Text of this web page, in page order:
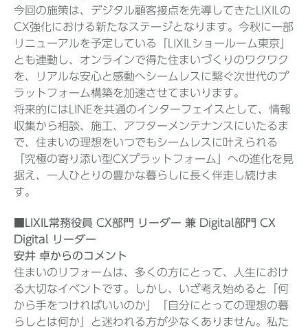
今回の施策は、デジタル顧客接点を先導してきたLIXILの
CX強化における新たなステージとなります。今秋に一部
リニューアルを予定している「LIXILショールーム東京」
とも連動し、オンラインで得た住まいづくりのワクワク
を、リアルな安心と感動へシームレスに繋ぐ次世代のプ
ラットフォーム構築を加速させてまいります。
将来的にはLINEを共通のインターフェイスとして、情報
収集から相談、施工、アフターメンテナンスにいたるま
で、住まいの理想をいつでもシームレスに叶えられる
「究極の寄り添い型CXプラットフォーム」への進化を見
据え、一人ひとりの豊かな暮らしに長く伴走し続けま
す。
■LIXIL常務役員 CX部門 リーダー 兼 Digital部門 CX
Digital リーダー
安井 卓からのコメント
住まいのリフォームは、多くの方にとって、人生におけ
る大切なイベントです。しかし、いざ考え始めると「何
から手をつければいいのか」「自分にとっての理想の暮
らしとは何か」と迷われる方が少なくありません。私た